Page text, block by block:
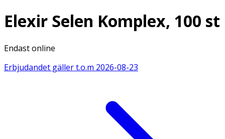
Elexir Selen Komplex, 100 st
Endast online
Erbjudandet gäller t.o.m 2026-08-23